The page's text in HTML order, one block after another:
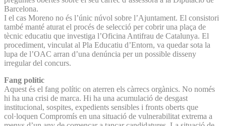
Barcelona.
I el cas Moreno no és l’únic núvol sobre l’Ajuntament. El consistori
també manté aturat el procés de selecció per cobrir una plaça de
tècnic educatiu que investiga l’Oficina Antifrau de Catalunya. El
procediment, vinculat al Pla Educatiu d’Entorn, va quedar sota la
lupa de l’OAC arran d’una denúncia per un possible disseny
irregular del concurs.
Fang polític
Aquest és el fang polític on aterren els càrrecs orgànics. No només
hi ha una crisi de marca. Hi ha una acumulació de desgast
institucional, sospites, expedients sensibles i fronts oberts que
col·loquen Compromís en una situació de vulnerabilitat extrema a